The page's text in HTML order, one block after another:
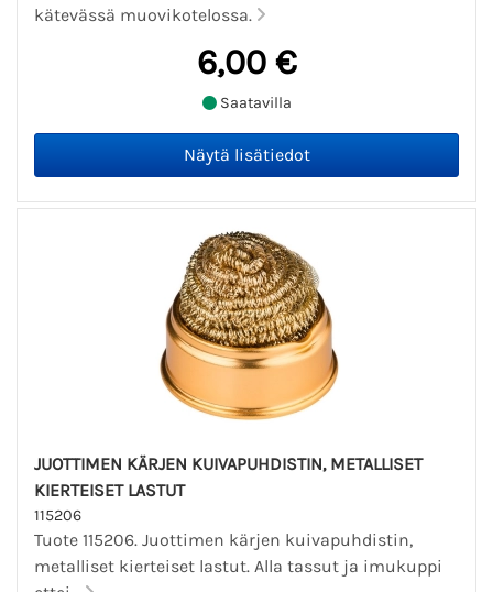
kätevässä muovikotelossa.
6,00 €
Saatavilla
JUOTTIMEN KÄRJEN KUIVAPUHDISTIN, METALLISET
KIERTEISET LASTUT
115206
Tuote 115206. Juottimen kärjen kuivapuhdistin,
metalliset kierteiset lastut. Alla tassut ja imukuppi